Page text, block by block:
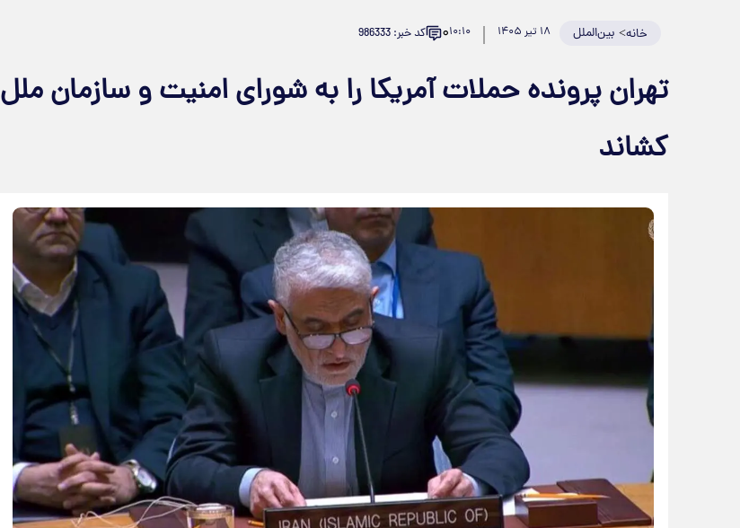
خانه> بین‌الملل ۱۸ تیر ۱۴۰۵ ۱۰:۱۰۰ کد خبر: 986333
تهران پرونده حملات آمریکا را به شورای امنیت و سازمان ملل
کشاند